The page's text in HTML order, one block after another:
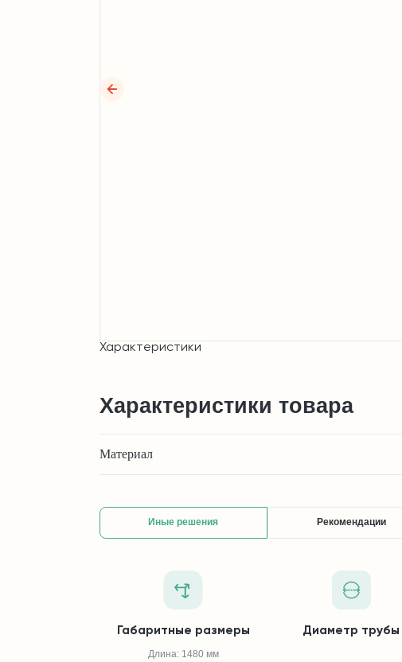
Характеристики
Характеристики товара
Материал
Иные решения Рекомендации
Габаритные размеры
Длина: 1480 мм
Диаметр трубы